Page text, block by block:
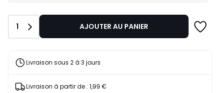
-10%
l’achat
articles
J'en
Quantité
1 AJOUTER AU PANIER
Livraison sous 2 à 3 jours
Livraison à partir de : 1,99 €